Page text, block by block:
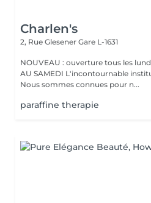
Charlen's
2, Rue Glesener Gare L-1631
NOUVEAU : ouverture tous les
AU SAMEDI L'incontournable institut de beauté à Luxembourg.
Nous sommes connues pour n...
paraffine therapie